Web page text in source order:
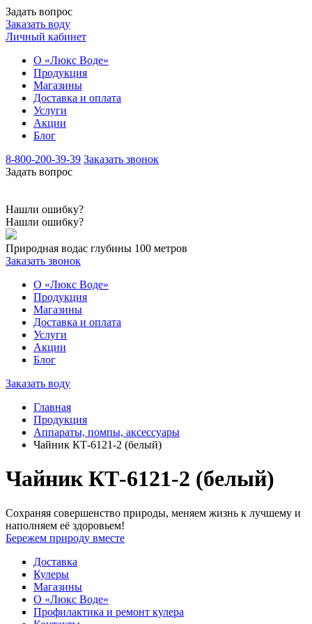
Задать вопрос
Заказать воду
Личный кабинет
О «Люкс Воде»
Продукция
Магазины
Доставка и оплата
Услуги
Акции
Блог
8-800-200-39-39 Заказать звонок
Задать вопрос
Нашли ошибку?
Нашли ошибку?
Природная водас глубины 100 метров
Заказать звонок
О «Люкс Воде»
Продукция
Магазины
Доставка и оплата
Услуги
Акции
Блог
Заказать воду
Главная
Продукция
Аппараты, помпы, аксессуары
Чайник КТ-6121-2 (белый)
Чайник КТ-6121-2 (белый)
Сохраняя совершенство природы, меняем жизнь к лучшему и
наполняем её здоровьем!
Бережем природу вместе
Доставка
Кулеры
Магазины
О «Люкс Воде»
Профилактика и ремонт кулера